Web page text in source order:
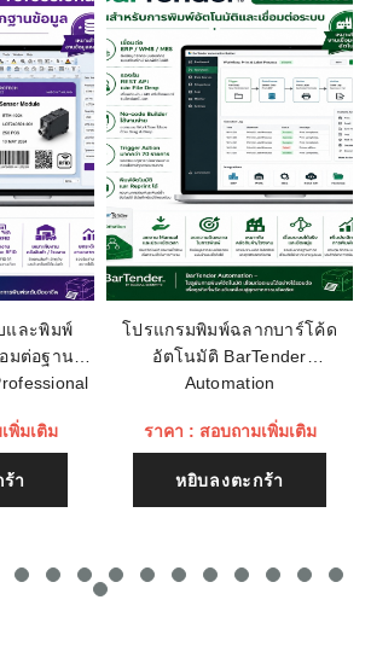
8MB Flash (4MB for user storage) /
16MB SDRAM
Serial RS232, USB, and Ethernet 10/100
203dpi
และพิมพ์
มต่อฐาน
พิ่มเติม
า
โปรแกรมพิมพ์ฉลากบาร์โค้ด
อัตโนมัติ BarTender
Automation
ราคา : สอบถามเพิ่มเติม
หยิบลงตะกร้า